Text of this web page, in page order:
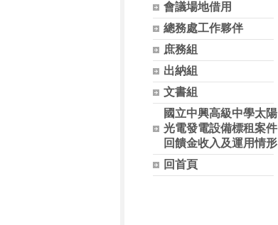
會議場地借用
總務處工作夥伴
庶務組
出納組
文書組
國立中興高級中學太陽
光電發電設備標租案件
回饋金收入及運用情形
回首頁